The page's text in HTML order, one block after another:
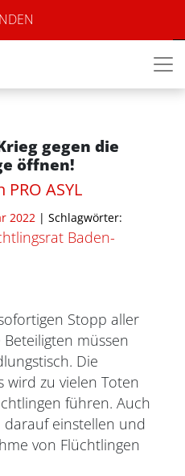
gegen die
öffnen!
ASYL
2022 | Schlagwörter:
Baden-
Stopp aller
müssen
Die
wird zu vielen Toten
führen. Auch
darauf einstellen und
von Flüchtlingen